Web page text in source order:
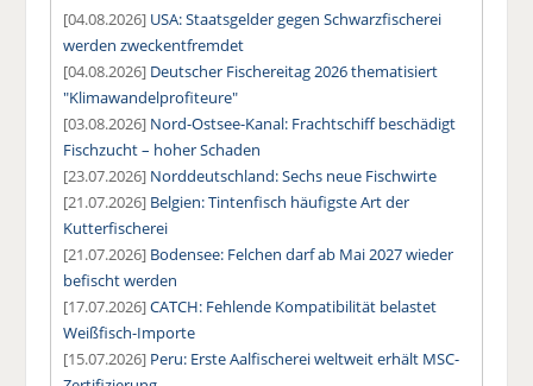
[04.08.2026] USA: Staatsgelder gegen Schwarzfischerei
werden zweckentfremdet
[04.08.2026] Deutscher Fischereitag 2026 thematisiert
"Klimawandelprofiteure"
[03.08.2026] Nord-Ostsee-Kanal: Frachtschiff beschädigt
Fischzucht – hoher Schaden
[23.07.2026] Norddeutschland: Sechs neue Fischwirte
[21.07.2026] Belgien: Tintenfisch häufigste Art der
Kutterfischerei
[21.07.2026] Bodensee: Felchen darf ab Mai 2027 wieder
befischt werden
[17.07.2026]CATCH: Fehlende Kompatibilität belastet
Weißfisch-Importe
[15.07.2026] Peru: Erste Aalfischerei weltweit erhält MSC-